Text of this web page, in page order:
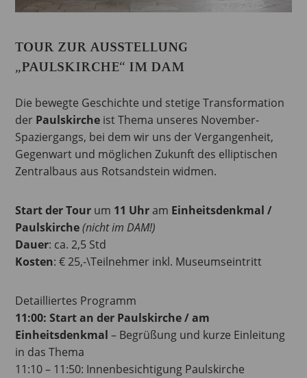
TOUR ZUR AUSSTELLUNG
„PAULSKIRCHE“ IM DAM
Die bewegte Geschichte und stetige Transformation
der Paulskirche ist Thema unseres November-
Spaziergangs, bei dem wir uns der Vergangenheit,
Gegenwart und möglichen Zukunft des elliptischen
Zentralbaus aus Rotsandstein widmen.
Start der Tour um 11 Uhram Einheitsdenkmal /
Paulskirche (nicht im DAM!)
Dauer: ca. 2,5 Std
Kosten: € 25,-\Teilnehmer inkl. Museumseintritt
Detailliertes Programm
11:00: Start an der Paulskirche / am
Einheitsdenkmal – Begrüßung und kurze Einleitung
in das Thema
11:10 – 11:50: Innenbesichtigung Paulskirche